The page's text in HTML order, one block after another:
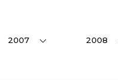
2007 2008